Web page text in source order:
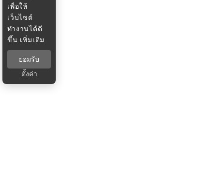
เพื่อให้
เว็บไซต์
ทำงานได้ดี
ขึ้น เพิ่มเติม
ยอมรับ
ตั้งค่า